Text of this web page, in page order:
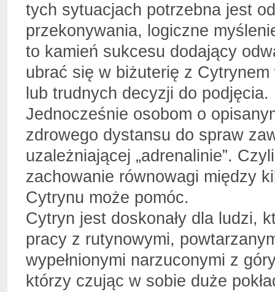
tych sytuacjach potrzebna jest
przekonywania, logiczne
to kamień sukcesu dodający
ubrać się w biżuterię z
lub trudnych decyzji do podjęcia.
Jednocześnie osobom o
zdrowego dystansu do spraw
uzależniającej „adrenalinie”.
zachowanie równowagi między
Cytrynu może pomóc.
Cytryn jest doskonały dla ludzi,
pracy z rutynowymi,
wypełnionymi narzuconymi z
którzy czując w sobie duże